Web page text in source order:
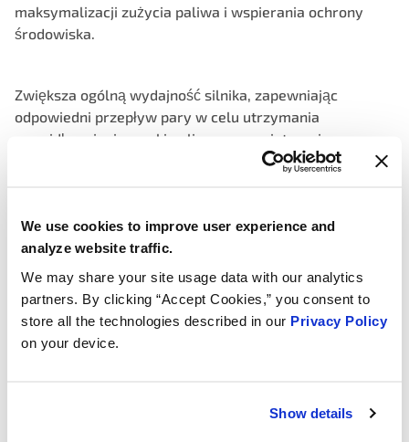
We use cookies to improve user experience and
analyze website traffic.
We may share your site usage data with our analytics
partners. By clicking “Accept Cookies,” you consent to
store all the technologies described in our Privacy Policy
on your device.
Show details
maksymalizacji zużycia paliwa i wspierania ochrony
środowiska.
Zwiększa ogólną wydajność silnika, zapewniając
odpowiedni przepływ pary w celu utrzymania
prawidłowej mieszanki paliwowo-powietrznej.
Pomaga ograniczyć szkodliwe emisje i zapewnia
silnika.
Zapewnia precyzyjne działanie dzięki
elektromagnetycznym zasadom kontroli przepływu
oparów paliwa z pochłaniacza do silnika.